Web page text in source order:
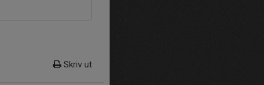
Skriv ut